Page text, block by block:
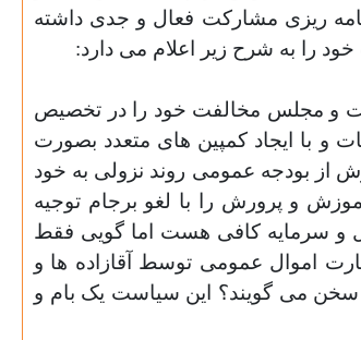
ریزی مشارکت فعال و جدی داشته
را به شرح زیر اعلام می دارد:
بودجه عادلانه، با ارایه 140 هزار امضا به دولت و مجلس مخالفت خود را در تخصیص
با ایجاد کمپین های متعدد بصورت
از بودجه عمومی روند نزولی به خود
و پرورش را با لغو برجام توجیه
و سرمایه کافی هست اما گویی فقط
اموال عمومی توسط آقازاده ها و
سخن می گویند؟ این سیاست یک بام و